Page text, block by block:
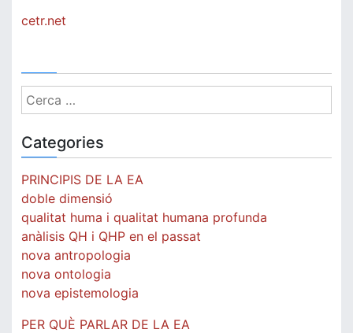
cetr.net
Cerca:
Categories
PRINCIPIS DE LA EA
doble dimensió
qualitat huma i qualitat humana profunda
anàlisis QH i QHP en el passat
nova antropologia
nova ontologia
nova epistemologia
PER QUÈ PARLAR DE LA EA